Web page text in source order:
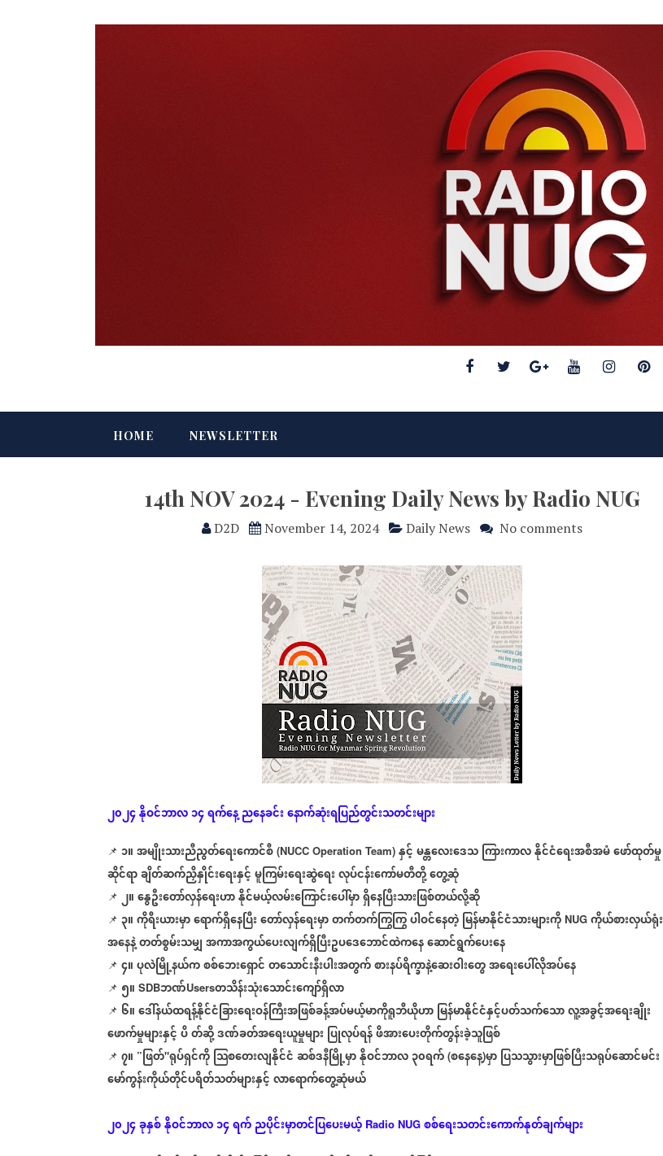
HOME NEWSLETTER
14th NOV 2024 - Evening Daily News by Radio NUG
D2D November 14, 2024 Daily News No comments
၂၀၂၄နိုဝင်ဘာလ၁၄ရက်နေ့ညနေခင်းနောက်ဆုံးရပြည်တွင်းသတင်းများ
📌 ၁။အမျိုးသားညီညွတ်ရေးကောင်စီ (NUCC Operation Team) နှင့်မန္တလေးဒေသကြားကာလနိုင်ငံရေးအစီအမံဖော်ထုတ်မှု
ဆိုင်ရာချိတ်ဆက်ညှိနှိုင်းရေးနှင့်မူကြမ်းရေးဆွဲရေးလုပ်ငန်းကော်မတီတို့တွေ့ဆုံ
📌 ၂။နွေဦးတော်လှန်ရေးဟာနိုင်မယ့်လမ်းကြောင်းပေါ်မှာရှိနေပြီးသားဖြစ်တယ်လို့ဆို
📌 ၃။ကိုရီးယားမှာရောက်ရှိနေပြီးတော်လှန်ရေးမှာတက်တက်ကြွကြွပါဝင်နေတဲ့မြန်မာနိုင်ငံသားများကို NUG ကိုယ်စားလှယ်ရုံး
အနေနဲ့တတ်စွမ်းသမျှအကာအကွယ်ပေးလျက်ရှိပြီးဥပဒေဘောင်ထဲကနေဆောင်ရွက်ပေးနေ
📌 ၄။ပုလဲမြို့နယ်ကစစ်ဘေးရှောင်တသောင်းနီးပါးအတွက်စားနပ်ရိက္ခာနဲ့ဆေးဝါးတွေအရေးပေါ်လိုအပ်နေ
📌 ၅။ SDBဘဏ်Usersတသိန်းသုံးသောင်းကျော်ရှိလာ
📌 ၆။ဒေါ်နယ်ထရန့်နိုင်ငံခြားရေးဝန်ကြီးအဖြစ်ခန့်အပ်မယ့်မာကိုရူဘီယိုဟာမြန်မာနိုင်ငံနှင့်ပတ်သက်သောလူ့အခွင့်အရေးချိုး
ဖောက်မှုများနှင့်ပိတ်ဆို့ဒဏ်ခတ်အရေးယူမှုများ ပြုလုပ်ရန်ဖိအားပေးတိုက်တွန်းခဲ့သူဖြစ်
📌 ၇။ ”ဖြတ်"ရုပ်ရှင်ကိုသြစတေးလျနိုင်ငံဆစ်ဒနီမြို့မှာနိုဝင်ဘာလ၃၀ရက် (စနေနေ့)မှာပြသသွားမှာဖြစ်ပြီးသရုပ်ဆောင်မင်း
မော်ကွန်းကိုယ်တိုင်ပရိတ်သတ်များနှင့်လာရောက်တွေ့ဆုံမယ်
၂၀၂၄ခုနှစ်နိုဝင်ဘာလ၁၄ရက်ညပိုင်းမှာတင်ပြပေးမယ့် Radio NUG စစ်ရေးသတင်းကောက်နုတ်ချက်များ